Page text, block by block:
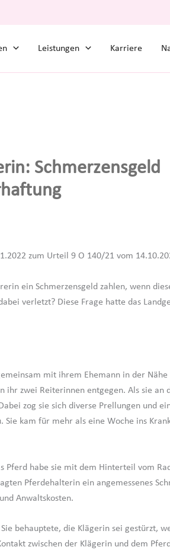
Leistungen Karriere
Schmerzensgeld
zum Urteil 9 O 140/21 vom
ein Schmerzensgeld zahlen, wenn
verletzt? Diese Frage hatte das
mit ihrem Ehemann in der Nähe
ihr zwei Reiterinnen entgegen. Als sie an
zog sie sich diverse Prellungen und
kam für mehr als eine Woche ins
Pferd habe sie mit dem Hinterteil vom
Pferdehalterin ein angemessenes
Anwaltskosten.
behauptete, die Klägerin sei gestürzt,
zwischen der Klägerin und dem